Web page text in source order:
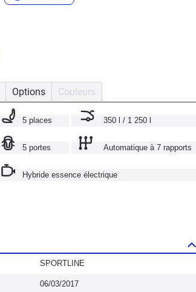
Options Couleurs
5 places 350 l / 1 250 l
5 portes Automatique à 7 rapports
Hybride essence électrique
SPORTLINE
06/03/2017